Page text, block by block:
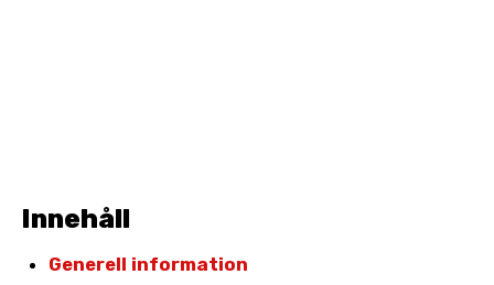
Innehåll
Generell information